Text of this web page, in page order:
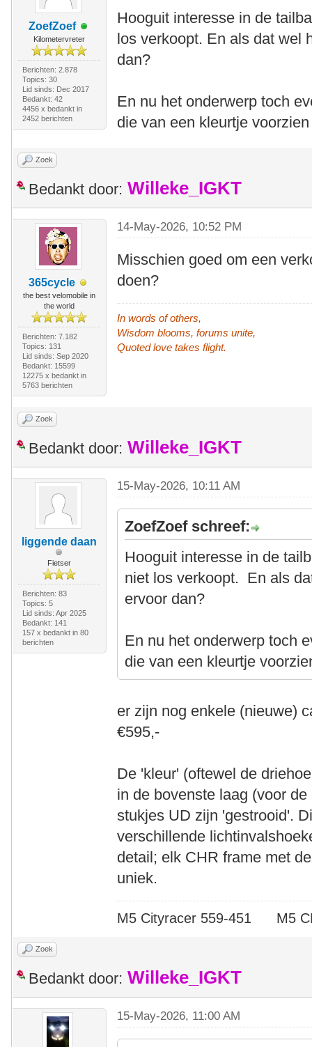
ZoefZoef
Kilometervreter
Berichten: 2.878
Topics: 30
Lid sinds: Dec 2017
Bedankt: 42
4456 x bedankt in
2452 berichten
Hooguit interesse in de
los verkoopt. En als dat wel
dan?
En nu het onderwerp toch
die van een kleurtje
Zoek
Bedankt door: Willeke_IGKT
365cycle
the best velomobile in
the world
Berichten: 7.182
Topics: 131
Lid sinds: Sep 2020
Bedankt: 15599
12275 x bedankt in
5763 berichten
14-May-2026, 10:52 PM
Misschien goed om een
doen?
In words of others,
Wisdom blooms, forums unite,
Quoted love takes flight.
Zoek
Bedankt door: Willeke_IGKT
liggende daan
Fietser
Berichten: 83
Topics: 5
Lid sinds: Apr 2025
Bedankt: 141
157 x bedankt in 80
berichten
15-May-2026, 10:11 AM
ZoefZoef schreef:
Hooguit interesse in de
niet los verkoopt. En als
ervoor dan?
En nu het onderwerp toch
die van een kleurtje
er zijn nog enkele (nieuwe)
€595,-
De 'kleur' (oftewel de
in de bovenste laag (voor
stukjes UD zijn 'gestrooid'.
verschillende
detail; elk CHR frame met
uniek.
M5 Cityracer 559-451 M5
Zoek
Bedankt door: Willeke_IGKT
15-May-2026, 11:00 AM